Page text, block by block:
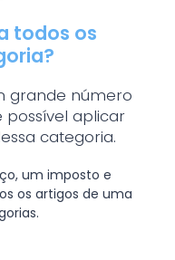
todos os
grande número
aplicar
categoria.
um imposto e
os artigos de uma